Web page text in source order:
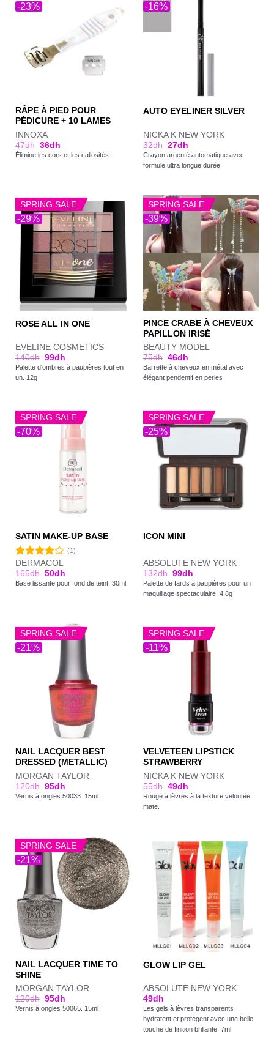
-23%
RÂPE À PIED POUR
PÉDICURE + 10 LAMES
INNOXA
47dh 36dh
Élimine les cors et les callosités.
-16%
AUTO EYELINER SILVER
NICKA K NEW YORK
32dh 27dh
Crayon argenté automatique avec
formule ultra longue durée
-29%
SPRING SALE
ROSE ALL IN ONE
EVELINE COSMETICS
140dh 99dh
Palette d'ombres à paupières tout en
un. 12g
-39%
SPRING SALE
PINCE CRABE À CHEVEUX
PAPILLON IRISÉ
BEAUTY MODEL
75dh 46dh
Barrette à cheveux en métal avec
élégant pendentif en perles
-70%
SPRING SALE
SATIN MAKE-UP BASE
Note
4.00sur
5
(1)
DERMACOL
165dh 50dh
Base lissante pour fond de teint. 30ml
-25%
SPRING SALE
ICON MINI
ABSOLUTE NEW YORK
132dh 99dh
Palette de fards à paupières pour un
maquillage spectaculaire. 4,8g
-21%
SPRING SALE
NAIL LACQUER BEST
DRESSED (METALLIC)
MORGAN TAYLOR
120dh 95dh
Vernis à ongles 50033. 15ml
-11%
SPRING SALE
VELVETEEN LIPSTICK
STRAWBERRY
NICKA K NEW YORK
55dh 49dh
Rouge à lèvres à la texture veloutée
mate.
-21%
SPRING SALE
NAIL LACQUER TIME TO
SHINE
MORGAN TAYLOR
120dh 95dh
Vernis à ongles 50065. 15ml
GLOW LIP GEL
ABSOLUTE NEW YORK
49dh
Les gels à lèvres transparents
hydratent et protègent avec une belle
touche de finition brillante. 7ml